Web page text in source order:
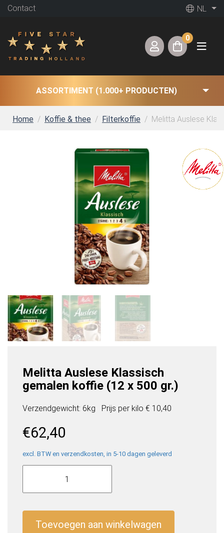
Contact NL
0
ASSORTIMENT (1.000+ PRODUCTEN)
Home Koffie & thee Filterkoffie Melitta Auslese
Melitta Auslese Klassisch
gemalen koffie (12 x 500 gr.)
Verzendgewicht: 6kg Prijs per kilo € 10,40
€62,40
excl. BTW en verzendkosten, in 5-10 dagen geleverd
Melitta
Klassisch
Toevoegen aan winkelwagen